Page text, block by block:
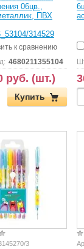
06цв.,
ПВХ
314529
к сравнению
4680211355104
руб. (шт.)
Купить
3